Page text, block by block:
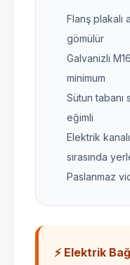
Flanş plakalı
gömülür
Galvanizli
minimum
Sütun tabanı
eğimli
Elektrik
sırasında
Paslanmaz
⚡ Elektrik